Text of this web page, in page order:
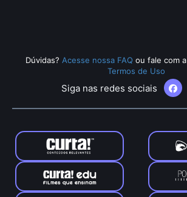
Dúvidas? Acesse nossa FAQ ou fale com a
Termos de Uso
Siga nas redes sociais